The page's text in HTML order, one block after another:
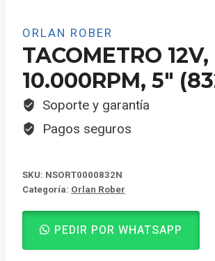
ORLAN ROBER
TACOMETRO 12V,
10.000RPM, 5″
Soporte y garantía
Pagos seguros
SKU: NSORT0000832N
Categoría: Orlan Rober
PEDIR POR WHATSAPP